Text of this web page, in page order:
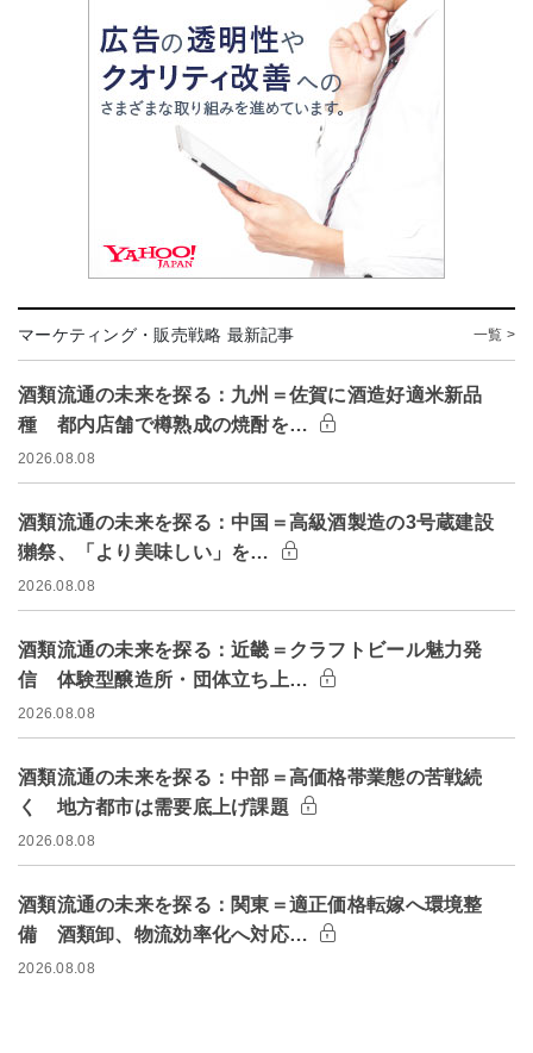
マーケティング・販売戦略 最新記事 一覧 >
酒類流通の未来を探る：九州＝佐賀に酒造好適米新品
種 都内店舗で樽熟成の焼酎を…
2026.08.08
酒類流通の未来を探る：中国＝高級酒製造の3号蔵建設
獺祭、「より美味しい」を…
2026.08.08
酒類流通の未来を探る：近畿＝クラフトビール魅力発
信 体験型醸造所・団体立ち上…
2026.08.08
酒類流通の未来を探る：中部＝高価格帯業態の苦戦続
く 地方都市は需要底上げ課題
2026.08.08
酒類流通の未来を探る：関東＝適正価格転嫁へ環境整
備 酒類卸、物流効率化へ対応…
2026.08.08